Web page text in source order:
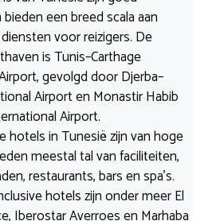
een breed scala aan
voor reizigers. De
is Tunis–Carthage
gevolgd door Djerba–
Airport en Monastir Habib
Airport.
hotels in Tunesië zijn van hoge
meestal tal van faciliteiten,
restaurants, bars en spa’s.
hotels zijn onder meer El